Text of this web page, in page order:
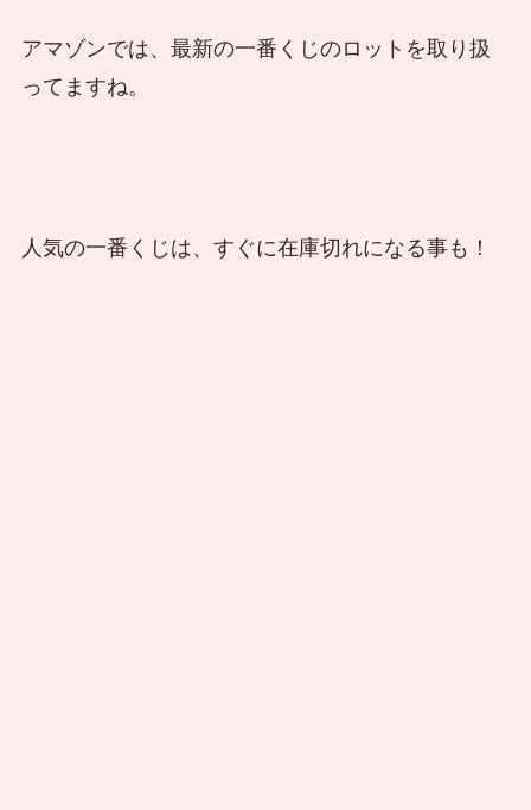
アマゾンでは、最新の一番くじのロットを取り扱
ってますね。
人気の一番くじは、すぐに在庫切れになる事も！